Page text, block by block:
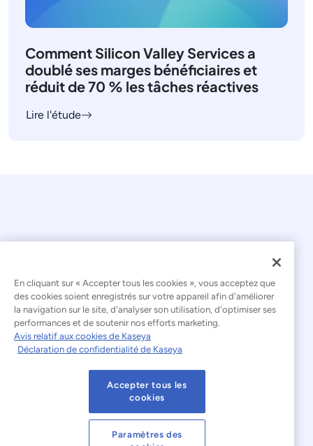
Comment Silicon Valley Services a
doublé ses marges bénéficiaires et
réduit de 70 % les tâches réactives
Lire l'étude
© 2026 Kaseya. Tous droits réservés.
Français
Déclaration relative à l'esclavage moderne
Mentions légales
Conditions d'utilisation du site web
Déclaration de confidentialité
En cliquant sur « Accepter tous les cookies », vous acceptez que
des cookies soient enregistrés sur votre appareil afin d'améliorer
la navigation sur le site, d'analyser son utilisation, d'optimiser ses
performances et de soutenir nos efforts marketing.
Avis relatif aux cookies de Kaseya
Déclaration de confidentialité de Kaseya
Accepter tous les
cookies
Paramètres des